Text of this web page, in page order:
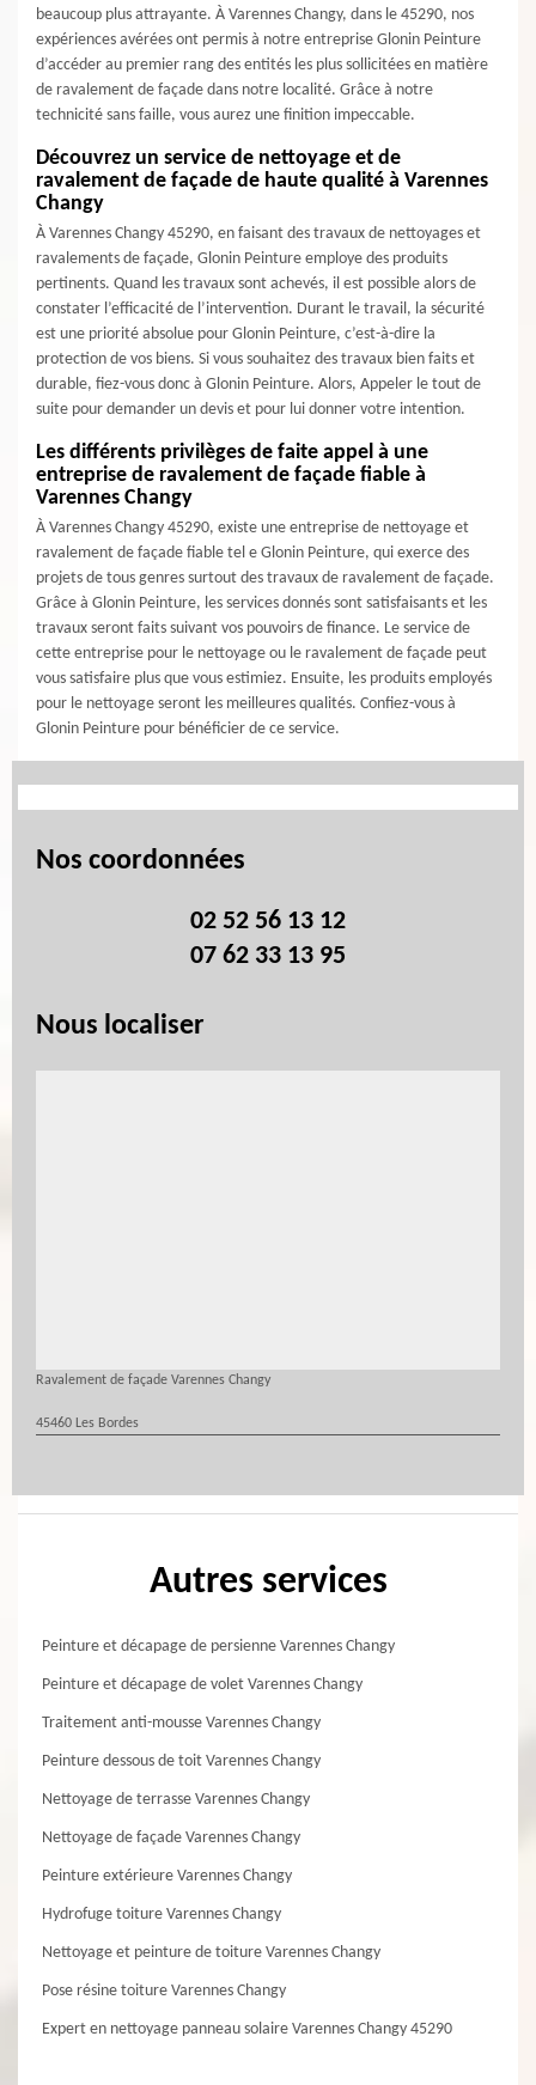
beaucoup plus attrayante. À Varennes Changy, dans le 45290, nos
expériences avérées ont permis à notre entreprise Glonin Peinture
d’accéder au premier rang des entités les plus sollicitées en matière
de ravalement de façade dans notre localité. Grâce à notre
technicité sans faille, vous aurez une finition impeccable.
Découvrez un service de nettoyage et de
ravalement de façade de haute qualité à Varennes
Changy
À Varennes Changy 45290, en faisant des travaux de nettoyages et
ravalements de façade, Glonin Peinture employe des produits
pertinents. Quand les travaux sont achevés, il est possible alors de
constater l’efficacité de l’intervention. Durant le travail, la sécurité
est une priorité absolue pour Glonin Peinture, c’est-à-dire la
protection de vos biens. Si vous souhaitez des travaux bien faits et
durable, fiez-vous donc à Glonin Peinture. Alors, Appeler le tout de
suite pour demander un devis et pour lui donner votre intention.
Les différents privilèges de faite appel à une
entreprise de ravalement de façade fiable à
Varennes Changy
À Varennes Changy 45290, existe une entreprise de nettoyage et
ravalement de façade fiable tel e Glonin Peinture, qui exerce des
projets de tous genres surtout des travaux de ravalement de façade.
Grâce à Glonin Peinture, les services donnés sont satisfaisants et les
travaux seront faits suivant vos pouvoirs de finance. Le service de
cette entreprise pour le nettoyage ou le ravalement de façade peut
vous satisfaire plus que vous estimiez. Ensuite, les produits employés
pour le nettoyage seront les meilleures qualités. Confiez-vous à
Glonin Peinture pour bénéficier de ce service.
Nos coordonnées
02 52 56 13 12
07 62 33 13 95
Nous localiser
Ravalement de façade Varennes Changy
45460 Les Bordes
Autres services
Peinture et décapage de persienne Varennes Changy
Peinture et décapage de volet Varennes Changy
Traitement anti-mousse Varennes Changy
Peinture dessous de toit Varennes Changy
Nettoyage de terrasse Varennes Changy
Nettoyage de façade Varennes Changy
Peinture extérieure Varennes Changy
Hydrofuge toiture Varennes Changy
Nettoyage et peinture de toiture Varennes Changy
Pose résine toiture Varennes Changy
Expert en nettoyage panneau solaire Varennes Changy 45290